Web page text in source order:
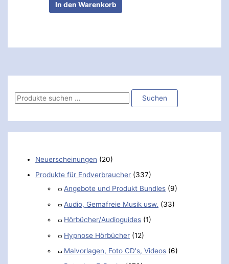
In den Warenkorb
Suchen
Neuerscheinungen (20)
Produkte für Endverbraucher (337)
Angebote und Produkt Bundles (9)
Audio, Gemafreie Musik usw. (33)
Hörbücher/Audioguides (1)
Hypnose Hörbücher (12)
Malvorlagen, Foto CD's, Videos (6)